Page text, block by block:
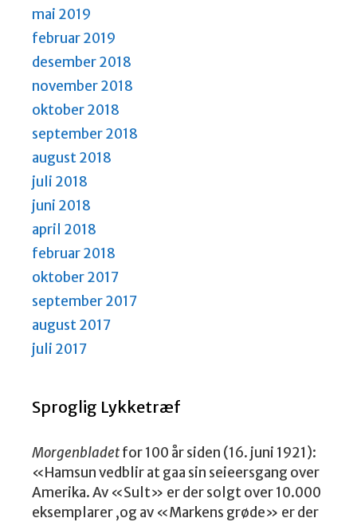
mai 2019
februar 2019
desember 2018
november 2018
oktober 2018
september 2018
august 2018
juli 2018
juni 2018
april 2018
februar 2018
oktober 2017
september 2017
august 2017
juli 2017
Sproglig Lykketræf
Morgenbladetfor 100 år siden (16. juni 1921):
«Hamsun vedblir at gaa sin seieersgang over
Amerika. Av «Sult» er der solgt over 10.000
eksemplarer ,og av «Markens grøde» er der